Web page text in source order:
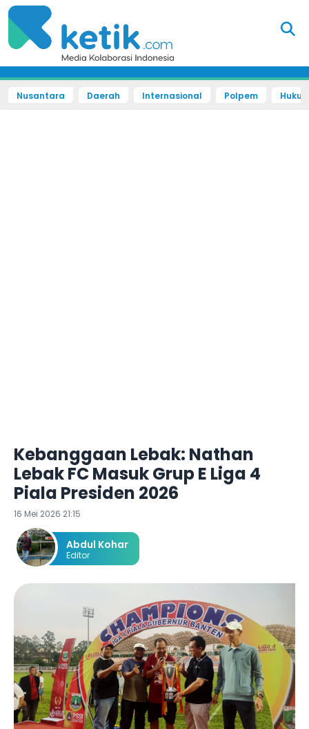
Nusantara Daerah Internasional Polpem
Kebanggaan Lebak: Nathan
Lebak FC Masuk Grup E Liga 4
Piala Presiden 2026
16 Mei 2026 21:15
Abdul Kohar
Editor